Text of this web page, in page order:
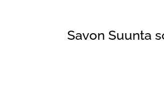
Savon Suunta